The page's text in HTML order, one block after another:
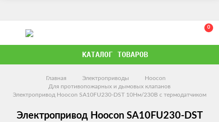
0
КАТАЛОГ ТОВАРОВ
Главная Электроприводы
Hoocon
Для противопожарных и дымовых клапанов
Электропривод Hoocon SA10FU230-DST 10Нм/230В с термодатчиком
Электропривод Hoocon SA10FU230-DST